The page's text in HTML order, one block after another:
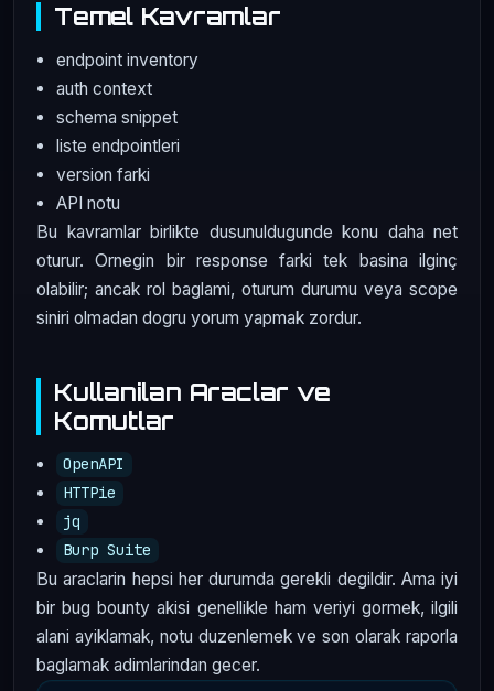
Temel Kavramlar
endpoint inventory
auth context
schema snippet
liste endpointleri
version farki
API notu
Bu kavramlar birlikte dusunuldugunde konu daha net
oturur. Ornegin bir response farki tek basina ilginç
olabilir; ancak rol baglami, oturum durumu veya scope
siniri olmadan dogru yorum yapmak zordur.
Kullanilan Araclar ve
Komutlar
OpenAPI
HTTPie
jq
Burp Suite
Bu araclarin hepsi her durumda gerekli degildir. Ama iyi
bir bug bounty akisi genellikle ham veriyi gormek, ilgili
alani ayiklamak, notu duzenlemek ve son olarak raporla
baglamak adimlarindan gecer.